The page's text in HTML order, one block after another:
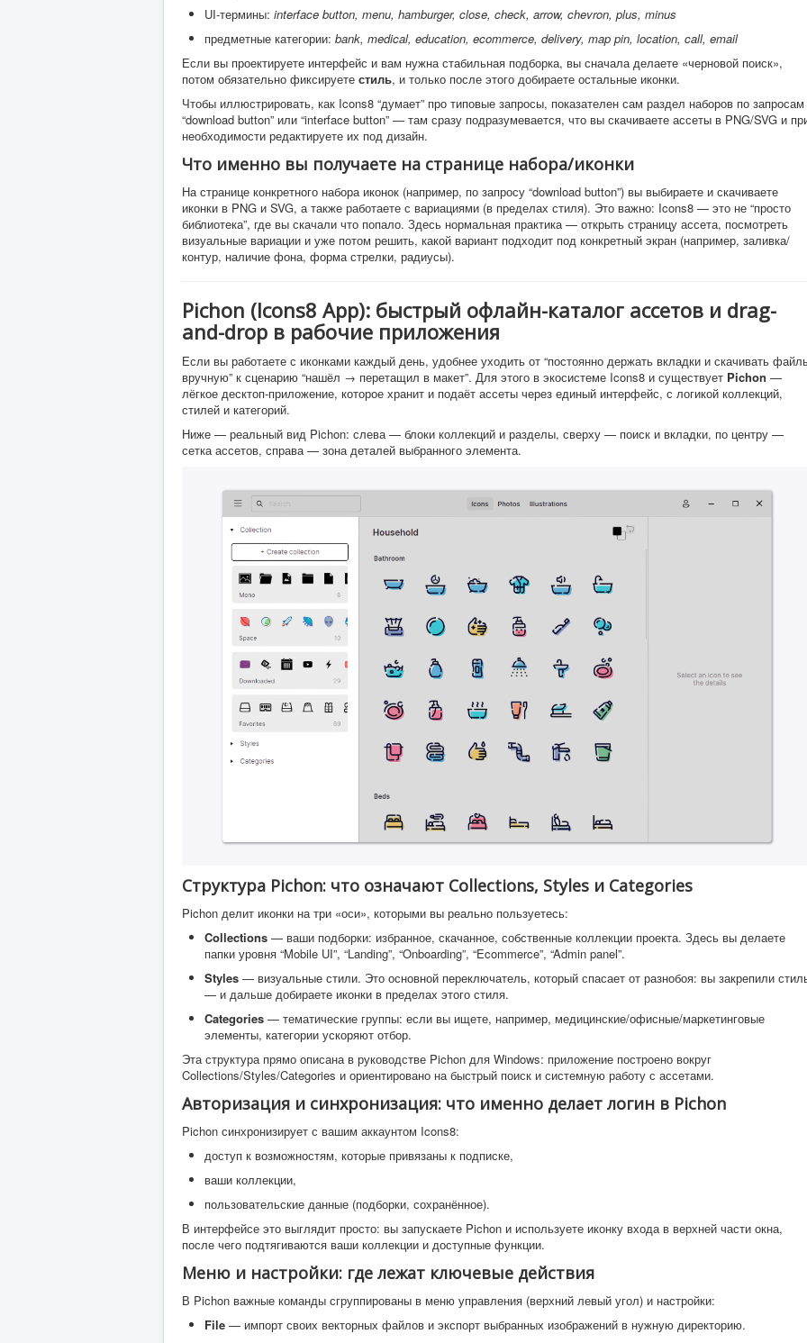
UI-термины: interface button, menu, hamburger, close, check, arrow, chevron, plus, minus
предметные категории: bank, medical, education, ecommerce, delivery, map pin, location, call, email
Если вы проектируете интерфейс и вам нужна стабильная подборка, вы сначала делаете «черновой поиск»,
потом обязательно фиксируете стиль, и только после этого добираете остальные иконки.
Чтобы иллюстрировать, как Icons8 “думает” про типовые запросы, показателен сам раздел наборов по запросам
“download button” или “interface button” — там сразу подразумевается, что вы скачиваете ассеты в PNG/SVG и
необходимости редактируете их под дизайн.
Что именно вы получаете на странице набора/иконки
На странице конкретного набора иконок (например, по запросу “download button”) вы выбираете и скачиваете
иконки в PNG и SVG, а также работаете с вариациями (в пределах стиля). Это важно: Icons8 — это не “просто
библиотека”, где вы скачали что попало. Здесь нормальная практика — открыть страницу ассета, посмотреть
визуальные вариации и уже потом решить, какой вариант подходит под конкретный экран (например, заливка/
контур, наличие фона, форма стрелки, радиусы).
Pichon (Icons8 App): быстрый офлайн-каталог ассетов и drag-
and-drop в рабочие приложения
Если вы работаете с иконками каждый день, удобнее уходить от “постоянно держать вкладки и скачивать
вручную” к сценарию “нашёл → перетащил в макет”. Для этого в экосистеме Icons8 и существует Pichon —
лёгкое десктоп-приложение, которое хранит и подаёт ассеты через единый интерфейс, с логикой коллекций,
стилей и категорий.
Ниже — реальный вид Pichon: слева — блоки коллекций и разделы, сверху — поиск и вкладки, по центру —
сетка ассетов, справа — зона деталей выбранного элемента.
Структура Pichon: что означают Collections, Styles и Categories
Pichon делит иконки на три «оси», которыми вы реально пользуетесь:
Collections — ваши подборки: избранное, скачанное, собственные коллекции проекта. Здесь вы делаете
папки уровня “Mobile UI”, “Landing”, “Onboarding”, “Ecommerce”, “Admin panel”.
Styles — визуальные стили. Это основной переключатель, который спасает от разнобоя: вы закрепили
— и дальше добираете иконки в пределах этого стиля.
Categories — тематические группы: если вы ищете, например, медицинские/офисные/маркетинговые
элементы, категории ускоряют отбор.
Эта структура прямо описана в руководстве Pichon для Windows: приложение построено вокруг
Collections/Styles/Categories и ориентировано на быстрый поиск и системную работу с ассетами.
Авторизация и синхронизация: что именно делает логин в Pichon
Pichon синхронизирует с вашим аккаунтом Icons8:
доступ к возможностям, которые привязаны к подписке,
ваши коллекции,
пользовательские данные (подборки, сохранённое).
В интерфейсе это выглядит просто: вы запускаете Pichon и используете иконку входа в верхней части окна,
после чего подтягиваются ваши коллекции и доступные функции.
Меню и настройки: где лежат ключевые действия
В Pichon важные команды сгруппированы в меню управления (верхний левый угол) и настройки:
File — импорт своих векторных файлов и экспорт выбранных изображений в нужную директорию.